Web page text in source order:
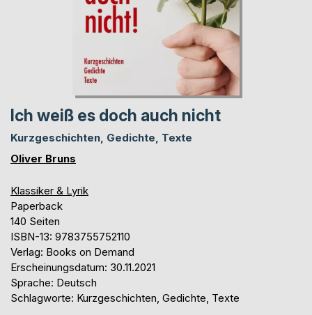
Ich weiß es doch auch nicht
Kurzgeschichten, Gedichte, Texte
Oliver Bruns
Klassiker & Lyrik
Paperback
140 Seiten
ISBN-13: 9783755752110
Verlag: Books on Demand
Erscheinungsdatum: 30.11.2021
Sprache: Deutsch
Schlagworte: Kurzgeschichten, Gedichte, Texte